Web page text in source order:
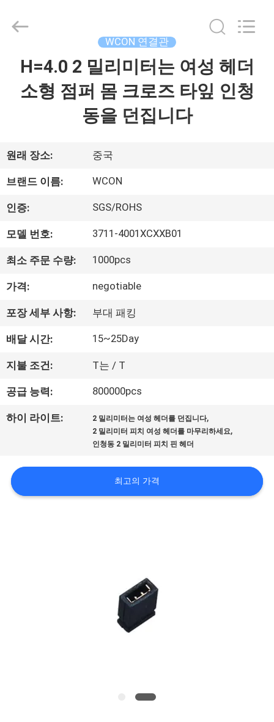
회
사
소
공
장
여
행
품
리
ELECTRONICS
WCON 연결관
H=4.0 2 밀리미터는 여성 헤더
소형 점퍼 몸 크로즈 타잎 인청
동을 던집니다
원래 장소: 중국
브랜드 이름: WCON
인증: SGS/ROHS
모델 번호: 3711-4001XCXXB01
최소 주문 수량: 1000pcs
가격: negotiable
포장 세부 사항: 부대 패킹
배달 시간: 15~25Day
지불 조건: T는 / T
공급 능력: 800000pcs
하이 라이트: 2 밀리미터는 여성 헤더를 던집니다,
2 밀리미터 피치 여성 헤더를 마무리하세요,
인청동 2 밀리미터 피치 핀 헤더
최고의 가격